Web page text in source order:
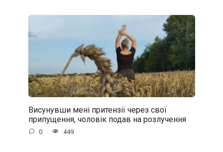
Висунувши мені притензії через свої
припущення, чоловік подав на розлучення
0 449